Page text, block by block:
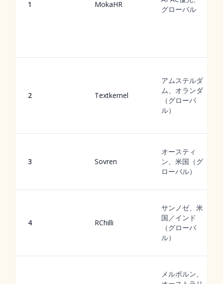
1 MokaHR
グローバル
2 Textkernel
アムステルダ
ム、オランダ
（グローバ
ル）
3 Sovren
オースティ
ン、米国（グ
ローバル）
4 RChilli
サンノゼ、米
国／インド
（グローバ
ル）
メルボルン、